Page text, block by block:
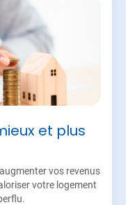
et plus
vos revenus
votre logement